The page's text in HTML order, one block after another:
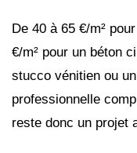
De 40 à 65 €/m²
€/m² pour un béton
stucco vénitien ou
professionnelle
reste donc un projet